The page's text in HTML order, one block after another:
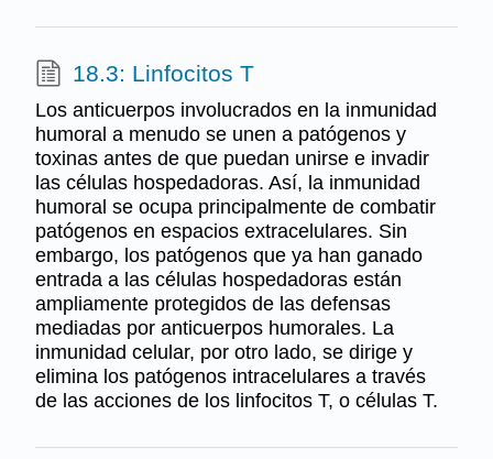
18.3: Linfocitos T
Los anticuerpos involucrados en la inmunidad
humoral a menudo se unen a patógenos y
toxinas antes de que puedan unirse e invadir
las células hospedadoras. Así, la inmunidad
humoral se ocupa principalmente de combatir
patógenos en espacios extracelulares. Sin
embargo, los patógenos que ya han ganado
entrada a las células hospedadoras están
ampliamente protegidos de las defensas
mediadas por anticuerpos humorales. La
inmunidad celular, por otro lado, se dirige y
elimina los patógenos intracelulares a través
de las acciones de los linfocitos T, o células T.